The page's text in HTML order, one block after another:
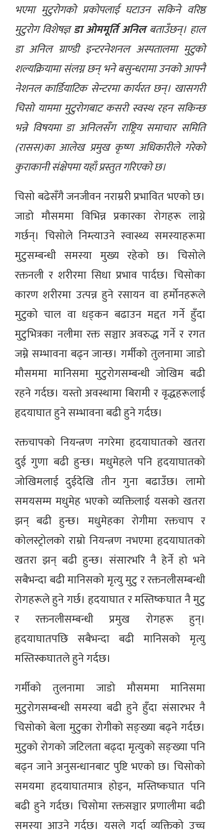
भएमा मुटुरोगको प्रकोपलाई घटाउन सकिने वरिष्ठ
मुटुरोग विशेषज्ञडा ओममूर्ति अनिलबताउँछन्। हाल
डा अनिल ग्राण्डी इन्टरनेशनल अस्पतालमा मुटुको
शल्यक्रियामा संलग्न छन् भने बसुन्धरामा उनको आफ्नै
नेशनल कार्डियाटिक सेन्टरमा कार्यरत छन्। खासगरी
चिसो याममा मुटुरोगबाट कसरी स्वस्थ रहन सकिन्छ
भन्ने विषयमा डा अनिलसँग राष्ट्रिय समाचार समिति
(रासस)का आलेख प्रमुख कृष्ण अधिकारीले गरेको
कुराकानी संक्षेपमा यहाँ प्रस्तुत गरिएको छ।
चिसो बढेसँगै जनजीवन नराम्ररी प्रभावित भएको छ।
जाडो मौसममा विभिन्न प्रकारका रोगहरू लाग्ने
गर्छन्। चिसोले निम्त्याउने स्वास्थ्य समस्याहरूमा
मुटुसम्बन्धी समस्या मुख्य रहेको छ। चिसोले
रक्तनली र शरीरमा सिधा प्रभाव पार्दछ। चिसोका
कारण शरीरमा उत्पन्न हुने रसायन वा हर्मोनहरूले
मुटुको चाल वा धड्कन बढाउन मद्दत गर्ने हुँदा
मुटुभित्रका नलीमा रक्त सञ्चार अवरुद्ध गर्ने र रगत
जम्ने सम्भावना बढ्न जान्छ। गर्मीको तुलनामा जाडो
मौसममा मानिसमा मुटुरोगसम्बन्धी जोखिम बढी
रहने गर्दछ। यस्तो अवस्थामा बिरामी र वृद्धहरूलाई
हृदयाघात हुने सम्भावना बढी हुने गर्दछ।
रक्तचापको नियन्त्रण नगरेमा हृदयाघातको खतरा
दुई गुणा बढी हुन्छ। मधुमेहले पनि हृदयाघातको
जोखिमलाई दुईदेखि तीन गुना बढाउँछ। लामो
समयसम्म मधुमेह भएको व्यक्तिलाई यसको खतरा
झन् बढी हुन्छ। मधुमेहका रोगीमा रक्तचाप र
कोलस्ट्रोलको राम्रो नियन्त्रण नभएमा हृदयाघातको
खतरा झन् बढी हुन्छ। संसारभरि नै हेर्ने हो भने
सबैभन्दा बढी मानिसको मृत्यु मुटु र रक्तनलीसम्बन्धी
रोगहरूले हुने गर्छ। हृदयाघात र मस्तिष्कघात नै मुटु
र रक्तनलीसम्बन्धी प्रमुख रोगहरू हुन्।
हृदयाघातपछि सबैभन्दा बढी मानिसको मृत्यु
मस्तिस्कघातले हुने गर्दछ।
गर्मीको तुलनामा जाडो मौसममा मानिसमा
मुटुरोगसम्बन्धी समस्या बढी हुने हुँदा संसारभर नै
चिसोको बेला मुटुका रोगीको सङ्ख्या बढ्ने गर्दछ।
मुटुको रोगको जटिलता बढ्दा मृत्युको सङ्ख्या पनि
बढ्न जाने अनुसन्धानबाट पुष्टि भएको छ। चिसोको
समयमा हृदयाघातमात्र होइन, मस्तिष्कघात पनि
बढी हुने गर्दछ। चिसोमा रक्तसञ्चार प्रणालीमा बढी
समस्या आउने गर्दछ। यसले गर्दा व्यक्तिको उच्च